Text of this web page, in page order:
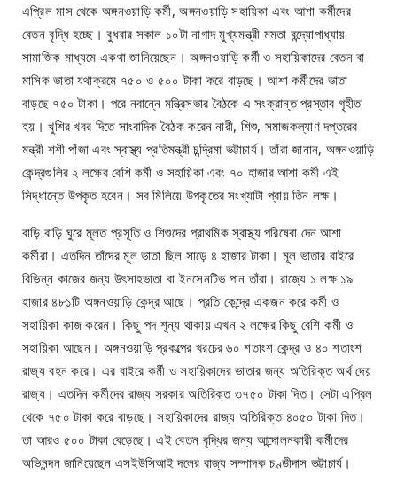
এপ্রিল মাস থেকে অঙ্গনওয়াড়ি কর্মী, অঙ্গনওয়াড়ি সহায়িকা এবং আশা কর্মীদের
বেতন বৃদ্ধি হচ্ছে। বুধবার সকাল ১০টা নাগাদ মুখ্যমন্ত্রী মমতা বন্দ্যোপাধ্যায়
সামাজিক মাধ্যমে একথা জানিয়েছেন। অঙ্গনওয়াড়ি কর্মী ও সহায়িকাদের বেতন বা
মাসিক ভাতা যথাক্রমে ৭৫০ ও ৫০০ টাকা করে বাড়ছে। আশা কর্মীদের ভাতা
বাড়ছে ৭৫০ টাকা। পরে নবান্নে মন্ত্রিসভার বৈঠকে এ সংক্রান্ত প্রস্তাব গৃহীত
হয়। খুশির খবর দিতে সাংবাদিক বৈঠক করেন নারী, শিশু, সমাজকল্যাণ দপ্তরের
মন্ত্রী শশী পাঁজা এবং স্বাস্থ্য প্রতিমন্ত্রী চন্দ্রিমা ভট্টাচার্য। তাঁরা জানান, অঙ্গনওয়াড়ি
কেন্দ্রগুলির ২ লক্ষের বেশি কর্মী ও সহায়িকা এবং ৭০ হাজার আশা কর্মী এই
সিদ্ধান্তে উপকৃত হবেন। সব মিলিয়ে উপকৃতের সংখ্যাটা প্রায় তিন লক্ষ।
বাড়ি বাড়ি ঘুরে মূলত প্রসূতি ও শিশুদের প্রাথমিক স্বাস্থ্য পরিষেবা দেন আশা
কর্মীরা। এতদিন তাঁদের মূল ভাতা ছিল সাড়ে ৪ হাজার টাকা। মূল ভাতার বাইরে
বিভিন্ন কাজের জন্য উৎসাহভাতা বা ইনসেনটিভ পান তাঁরা। রাজ্যে ১ লক্ষ ১৯
হাজার ৪৮১টি অঙ্গনওয়াড়ি কেন্দ্র আছে। প্রতি কেন্দ্রে একজন করে কর্মী ও
সহায়িকা কাজ করেন। কিছু পদ শূন্য থাকায় এখন ২ লক্ষের কিছু বেশি কর্মী ও
সহায়িকা আছেন। অঙ্গনওয়াড়ি প্রকল্পের খরচের ৬০ শতাংশ কেন্দ্র ও ৪০ শতাংশ
রাজ্য বহন করে। এর বাইরে কর্মী ও সহায়িকাদের ভাতার জন্য অতিরিক্ত অর্থ দেয়
রাজ্য। এতদিন কর্মীদের রাজ্য সরকার অতিরিক্ত ৩৭৫০ টাকা দিত। সেটা এপ্রিল
থেকে ৭৫০ টাকা করে বাড়ছে। সহায়িকাদের রাজ্য অতিরিক্ত ৪০৫০ টাকা দিত।
তা আরও ৫০০ টাকা বেড়েছে। এই বেতন বৃদ্ধির জন্য আন্দোলনকারী কর্মীদের
অভিনন্দন জানিয়েছেন এসইউসিআই দলের রাজ্য সম্পাদক চণ্ডীদাস ভট্টাচার্য।